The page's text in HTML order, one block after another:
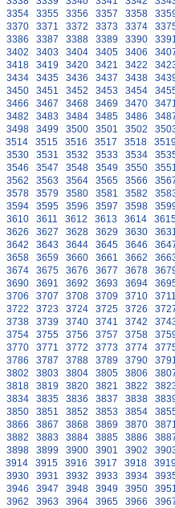
3354 3355 3356 3357 3358
3370 3371 3372 3373 3374
3386 3387 3388 3389 3390
3402 3403 3404 3405 3406
3418 3419 3420 3421 3422
3434 3435 3436 3437 3438
3450 3451 3452 3453 3454
3466 3467 3468 3469 3470
3482 3483 3484 3485 3486
3498 3499 3500 3501 3502
3514 3515 3516 3517 3518
3530 3531 3532 3533 3534
3546 3547 3548 3549 3550
3562 3563 3564 3565 3566
3578 3579 3580 3581 3582
3594 3595 3596 3597 3598
3610 3611 3612 3613 3614
3626 3627 3628 3629 3630
3642 3643 3644 3645 3646
3658 3659 3660 3661 3662
3674 3675 3676 3677 3678
3690 3691 3692 3693 3694
3706 3707 3708 3709 3710
3722 3723 3724 3725 3726
3738 3739 3740 3741 3742
3754 3755 3756 3757 3758
3770 3771 3772 3773 3774
3786 3787 3788 3789 3790
3802 3803 3804 3805 3806
3818 3819 3820 3821 3822
3834 3835 3836 3837 3838
3850 3851 3852 3853 3854
3866 3867 3868 3869 3870
3882 3883 3884 3885 3886
3898 3899 3900 3901 3902
3914 3915 3916 3917 3918
3930 3931 3932 3933 3934
3946 3947 3948 3949 3950
3962 3963 3964 3965 3966